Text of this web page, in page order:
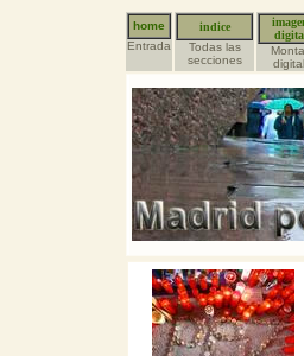
home
Entrada
indice
Todas las
secciones